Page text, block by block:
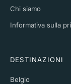
Chi siamo
Informativa sulla
DESTINAZIONI
Belgio